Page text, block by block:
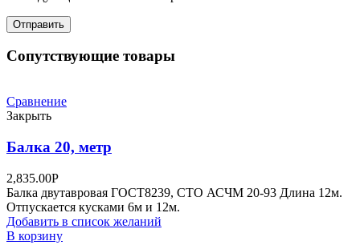
Сопутствующие товары
Сравнение
Закрыть
Балка 20, метр
2,835.00Р
Балка двутавровая ГОСТ8239, СТО АСЧМ 20-93 Длина 12м.
Отпускается кусками 6м и 12м.
Добавить в список желаний
В корзину